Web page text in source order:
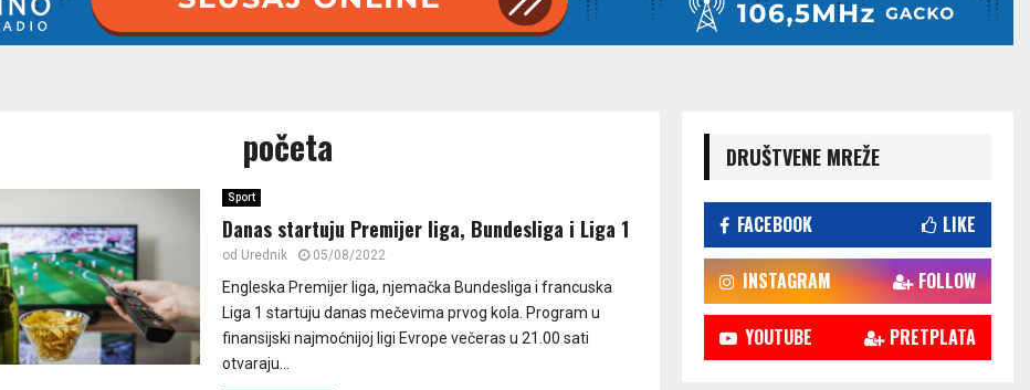
početa
Sport
Danas startuju Premijer liga, Bundesliga i Liga 1
od Urednik 05/08/2022
Engleska Premijer liga, njemačka Bundesliga i francuska
Liga 1 startuju danas mečevima prvog kola. Program u
finansijski najmoćnijoj ligi Evrope večeras u 21.00 sati
otvaraju...
DRUŠTVENE MREŽE
FACEBOOK LIKE
INSTAGRAM FOLLOW
YOUTUBE PRETPLATA